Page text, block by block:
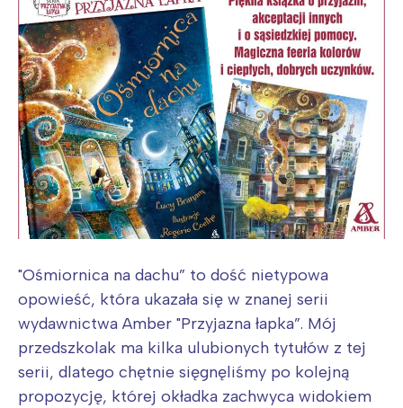
"Ośmiornica na dachu” to dość nietypowa
opowieść, która ukazała się w znanej serii
wydawnictwa Amber "Przyjazna łapka”. Mój
przedszkolak ma kilka ulubionych tytułów z tej
serii, dlatego chętnie sięgnęliśmy po kolejną
propozycję, której okładka zachwyca widokiem